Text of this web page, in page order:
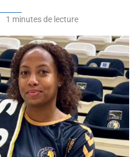
1 minutes de lecture